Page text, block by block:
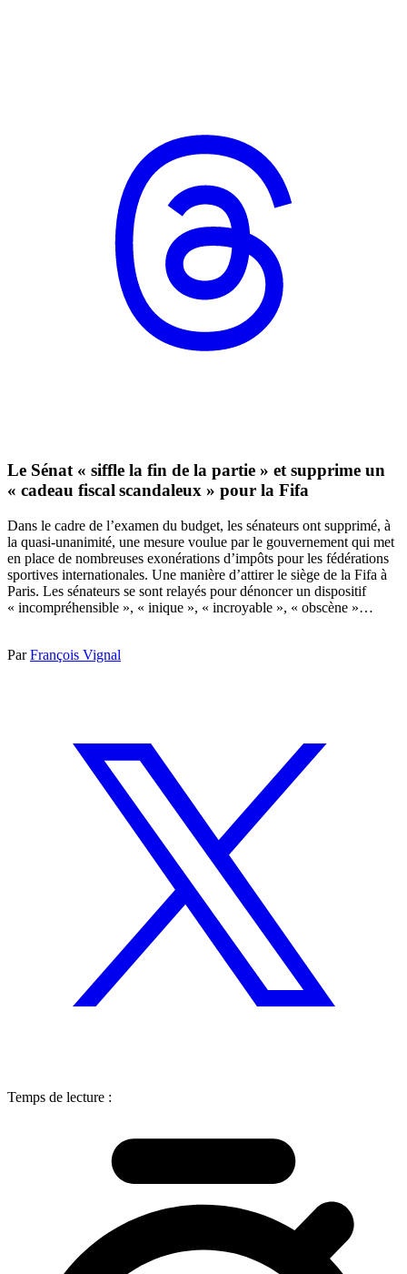
Le Sénat « siffle la fin de la partie » et supprime un
« cadeau fiscal scandaleux » pour la Fifa
Dans le cadre de l’examen du budget, les sénateurs ont supprimé, à
la quasi-unanimité, une mesure voulue par le gouvernement qui met
en place de nombreuses exonérations d’impôts pour les fédérations
sportives internationales. Une manière d’attirer le siège de la Fifa à
Paris. Les sénateurs se sont relayés pour dénoncer un dispositif
« incompréhensible », « inique », « incroyable », « obscène »…
ParFrançois Vignal
Temps de lecture :